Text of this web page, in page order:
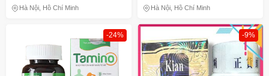
Hà Nội, Hồ Chí Minh Hà Nội, Hồ Chí Minh
-24% -9%